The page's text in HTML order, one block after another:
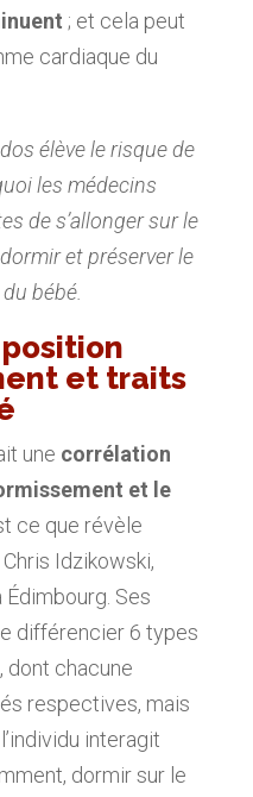
; et cela peut
cardiaque du
élève le risque de
les médecins
de s’allonger sur le
et préserver le
bébé.
et traits
une corrélation
et le
ce que révèle
Idzikowski,
Édimbourg. Ses
différencier 6 types
dont chacune
respectives, mais
interagit
dormir sur le